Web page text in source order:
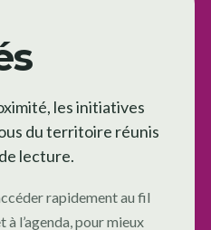
les initiatives
du territoire réunis
lecture.
rapidement au fil
à l’agenda, pour mieux